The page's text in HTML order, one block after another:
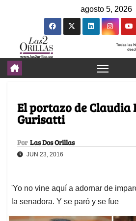
agosto 5, 2026
El portazo de Claudia
Gurisatti
Por Las Dos Orillas
JUN 23, 2016
'Yo no vine aquí a adornar de
la senadora. Y se paró y se fue